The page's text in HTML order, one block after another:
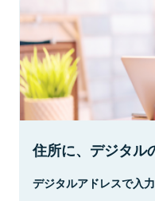
住所に、デジタル
デジタルアドレスで入